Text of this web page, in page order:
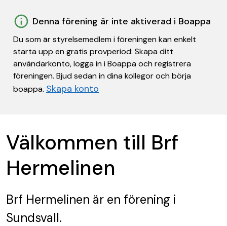
Denna förening är inte aktiverad i Boappa
Du som är styrelsemedlem i föreningen kan enkelt
starta upp en gratis provperiod: Skapa ditt
användarkonto, logga in i Boappa och registrera
föreningen. Bjud sedan in dina kollegor och börja
boappa. Skapa konto
Välkommen till Brf
Hermelinen
Brf Hermelinen är en förening i
Sundsvall.